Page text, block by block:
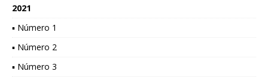
2021
▪ Número 1
▪ Número 2
▪ Número 3